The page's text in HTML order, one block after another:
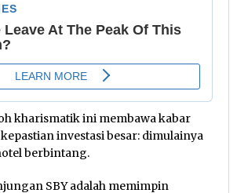
kharismatik ini membawa kabar
investasi besar: dimulainya
berbintang.
SBY adalah memimpin